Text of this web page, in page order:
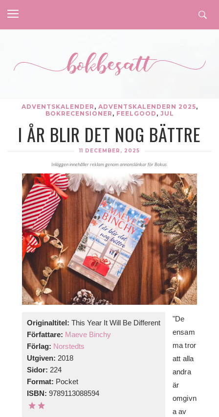
ADVENTSKALENDER , ADVENTSKALENDERN 2025,
BOKRECENSIONER , FEELGOOD , JUL
I ÅR BLIR DET NOG BÄTTRE
11 DECEMBER, 2025
Inläggen innehåller reklam genom annonslänkar för Bokus.
Originaltitel: This Year It Will Be Different
Författare: Maeve Binchy
Förlag: Norstedts
Utgiven: 2018
Sidor: 224
Format: Pocket
ISBN: 9789113088594
"De
ensam
ma tror
att alla
andra
är
omgivn
a av